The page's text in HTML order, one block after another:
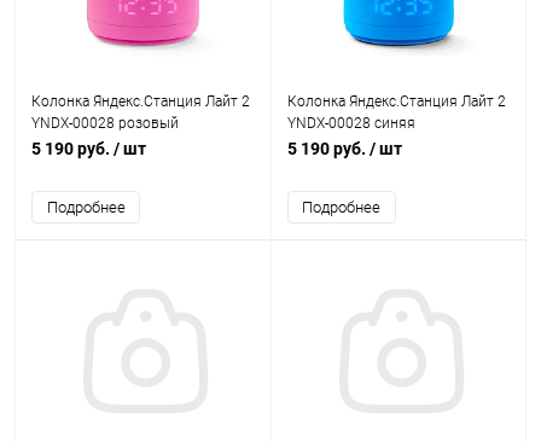
Колонка Яндекс.Станция Лайт 2
YNDX-00028 розовый
5 190 руб. / шт
Подробнее
Колонка Яндекс.Станция Лайт 2
YNDX-00028 синяя
5 190 руб. / шт
Подробнее